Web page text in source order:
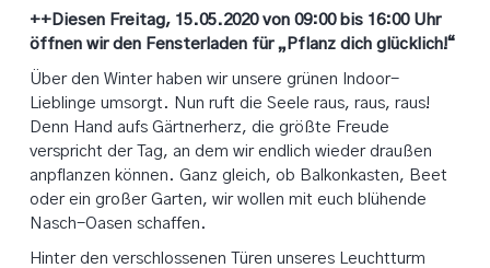
++Diesen Freitag, 15.05.2020 von 09:00 bis 16:00 Uhr
öffnen wir den Fensterladen für „Pflanz dich glücklich!“
Über den Winter haben wir unsere grünen Indoor-
Lieblinge umsorgt. Nun ruft die Seele raus, raus, raus!
Denn Hand aufs Gärtnerherz, die größte Freude
verspricht der Tag, an dem wir endlich wieder draußen
anpflanzen können. Ganz gleich, ob Balkonkasten, Beet
oder ein großer Garten, wir wollen mit euch blühende
Nasch-Oasen schaffen.
Hinter den verschlossenen Türen unseres Leuchtturm